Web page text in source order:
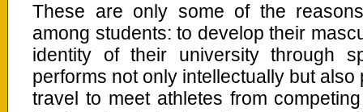
These are only some of the
among students: to develop their
identity of their university through
performs not only intellectually but
travel to meet athletes from